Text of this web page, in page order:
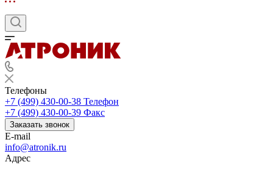
Телефоны
+7 (499) 430-00-38 Телефон
+7 (499) 430-00-39 Факс
Заказать звонок
E-mail
info@atronik.ru
Адрес